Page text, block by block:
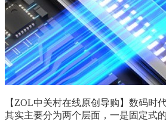
【ZOL中关村在线原创导购】数码时
其实主要分为两个层面，一是固定式